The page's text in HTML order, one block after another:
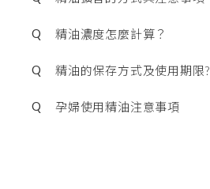
Q 精油濃度怎麼計算？
Q 精油的保存方式及使用期限?
Q 孕婦使用精油注意事項